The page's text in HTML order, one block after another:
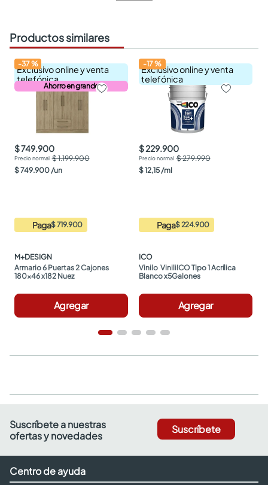
Productos similares
Exclusivo online y venta
telefónica
Ahorro en grande
-37%
$ 749.900
$ 1.199.900
$749.900 /un
Paga$ 719.900
M+DESIGN
Armario 6 Puertas 2 Cajones
180x46 x182 Nuez
Agregar
Exclusivo online y venta
telefónica
-17%
$ 229.900
$ 279.990
$12,15 /ml
Paga$ 224.900
ICO
Vinilo  ViniliICO Tipo 1 Acrílica
Blanco x5Galones
Agregar
Suscríbete a nuestras
ofertas y novedades
Suscríbete
Centro de ayuda